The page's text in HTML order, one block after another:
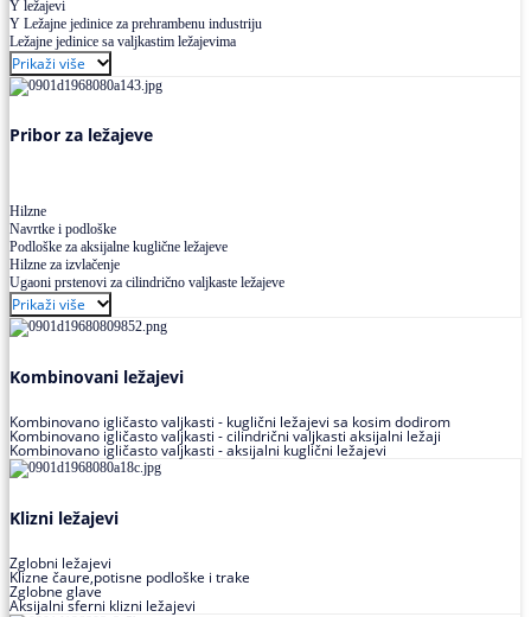
Y ležajevi
Y Ležajne jedinice za prehrambenu industriju
Ležajne jedinice sa valjkastim ležajevima
Prikaži više
Pribor za ležajeve
Hilzne
Navrtke i podloške
Podloške za aksijalne kuglične ležajeve
Hilzne za izvlačenje
Ugaoni prstenovi za cilindrično valjkaste ležajeve
Prikaži više
Kombinovani ležajevi
Kombinovano igličasto valjkasti - kuglični ležajevi sa kosim dodirom
Kombinovano igličasto valjkasti - cilindrični valjkasti aksijalni ležaji
Kombinovano igličasto valjkasti - aksijalni kuglični ležajevi
Klizni ležajevi
Zglobni ležajevi
Klizne čaure,potisne podloške i trake
Zglobne glave
Aksijalni sferni klizni ležajevi